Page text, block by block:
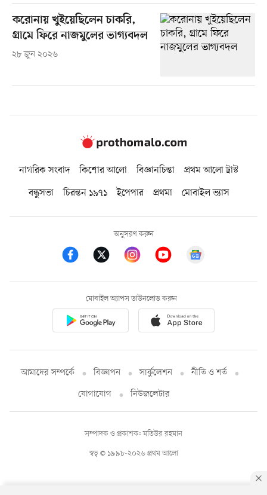
করোনায় খুইয়েছিলেন চাকরি,
গ্রামে ফিরে নাজমুলের ভাগ্যবদল
২৮ জুন ২০২৬
নাগরিক সংবাদ কিশোর আলো বিজ্ঞানচিন্তা
প্রথম আলো ট্রাস্ট
বন্ধুসভা
চিরন্তন ১৯৭১ ইপেপার প্রথমা মোবাইল ভ্যাস
অনুসরণ করুন
মোবাইল অ্যাপস ডাউনলোড করুন
আমাদের সম্পর্কে বিজ্ঞাপন সার্কুলেশন
নীতি ও শর্ত
যোগাযোগ
নিউজলেটার
স্বত্ব © ১৯৯৮-২০২৬ প্রথম আলো
সম্পাদক ও প্রকাশক: মতিউর রহমান